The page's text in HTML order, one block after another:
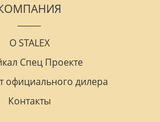
О STALEX
Спец Проекте
официального дилера
Контакты